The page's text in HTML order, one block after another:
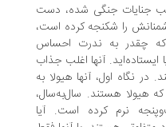
جنگی شده، دست
شکنجه کرده است،
به ندرت احساس
آنها اغلب جذاب
اول، آنها هیولا به
هستند. سال‌به‌سال،
نرم کرده است. آیا